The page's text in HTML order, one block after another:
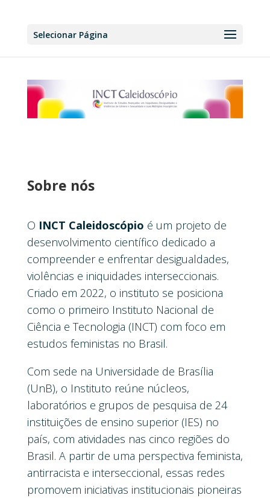
Selecionar Página
Sobre nós
O INCT Caleidoscópio é um projeto de
desenvolvimento científico dedicado a
compreender e enfrentar desigualdades,
violências e iniquidades interseccionais.
Criado em 2022, o instituto se posiciona
como o primeiro Instituto Nacional de
Ciência e Tecnologia (INCT) com foco em
estudos feministas no Brasil.
Com sede na Universidade de Brasília
(UnB), o Instituto reúne núcleos,
laboratórios e grupos de pesquisa de 24
instituições de ensino superior (IES) no
país, com atividades nas cinco regiões do
Brasil. A partir de uma perspectiva feminista,
antirracista e interseccional, essas redes
promovem iniciativas institucionais pioneiras